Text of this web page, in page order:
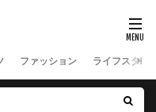
ファッション ライフスタイ